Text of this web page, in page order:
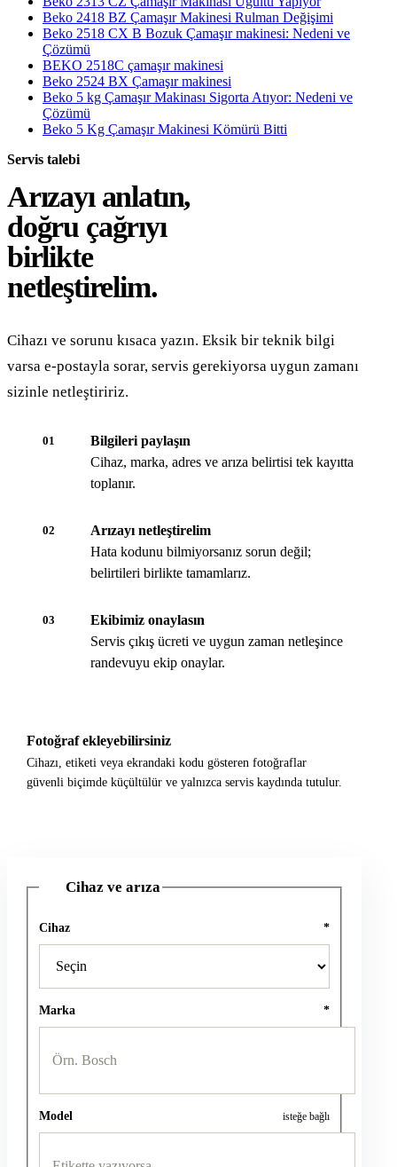
Beko 2418 BZ Çamaşır Makinesi Rulman Değişimi
Beko 2518 CX B Bozuk Çamaşır makinesi: Nedeni ve
Çözümü
BEKO 2518C çamaşır makinesi
Beko 2524 BX Çamaşır makinesi
Beko 5 kg Çamaşır Makinası Sigorta Atıyor: Nedeni ve
Çözümü
Beko 5 Kg Çamaşır Makinesi Kömürü Bitti
Servis talebi
Arızayı anlatın,
doğru çağrıyı
birlikte
netleştirelim.
Cihazı ve sorunu kısaca yazın. Eksik bir teknik bilgi
varsa e-postayla sorar, servis gerekiyorsa uygun zamanı
sizinle netleştiririz.
01
Bilgileri paylaşın
Cihaz, marka, adres ve arıza belirtisi tek kayıtta
toplanır.
02
Arızayı netleştirelim
Hata kodunu bilmiyorsanız sorun değil;
belirtileri birlikte tamamlarız.
03
Ekibimiz onaylasın
Servis çıkış ücreti ve uygun zaman netleşince
randevuyu ekip onaylar.
Fotoğraf ekleyebilirsiniz
Cihazı, etiketi veya ekrandaki kodu gösteren fotoğraflar
güvenli biçimde küçültülür ve yalnızca servis kaydında tutulur.
Cihaz ve arıza
Cihaz *
Marka *
Model isteğe bağlı